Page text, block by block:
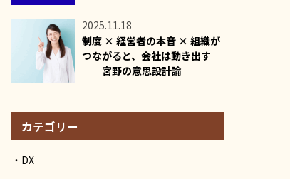
2025.11.18
制度 × 経営者の本音 × 組織が
つながると、会社は動き出す
──宮野の意思設計論
カテゴリー
DX